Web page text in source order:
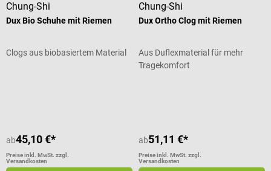
Chung-Shi
Dux Bio Schuhe mit Riemen
Clogs aus biobasiertem Material
ab45,10 €*
Preise inkl. MwSt. zzgl.
Versandkosten
Chung-Shi
Dux Ortho Clog mit Riemen
Aus Duflexmaterial für mehr
Tragekomfort
ab51,11 €*
Preise inkl. MwSt. zzgl.
Versandkosten